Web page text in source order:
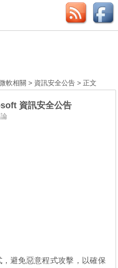
軟相關 > 資訊安全公告 > 正文
資訊安全公告
避免惡意程式攻擊，以確保